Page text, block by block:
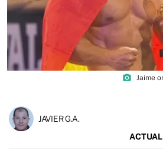
photo_camera Jaime
JAVIER G.A.